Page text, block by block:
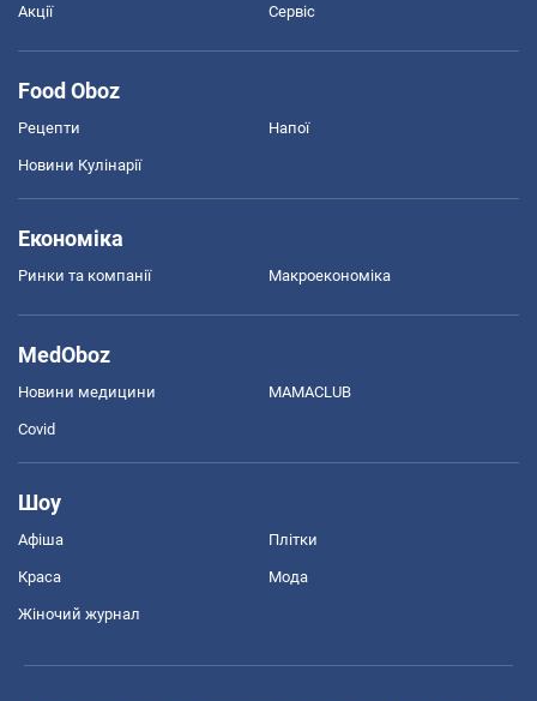
Акції Сервіс
Food Oboz
Рецепти Напої
Новини Кулінарії
Економіка
Ринки та компанії Макроекономіка
MedOboz
Новини медицини MAMACLUB
Covid
Шоу
Афіша Плітки
Краса Мода
Жіночий журнал